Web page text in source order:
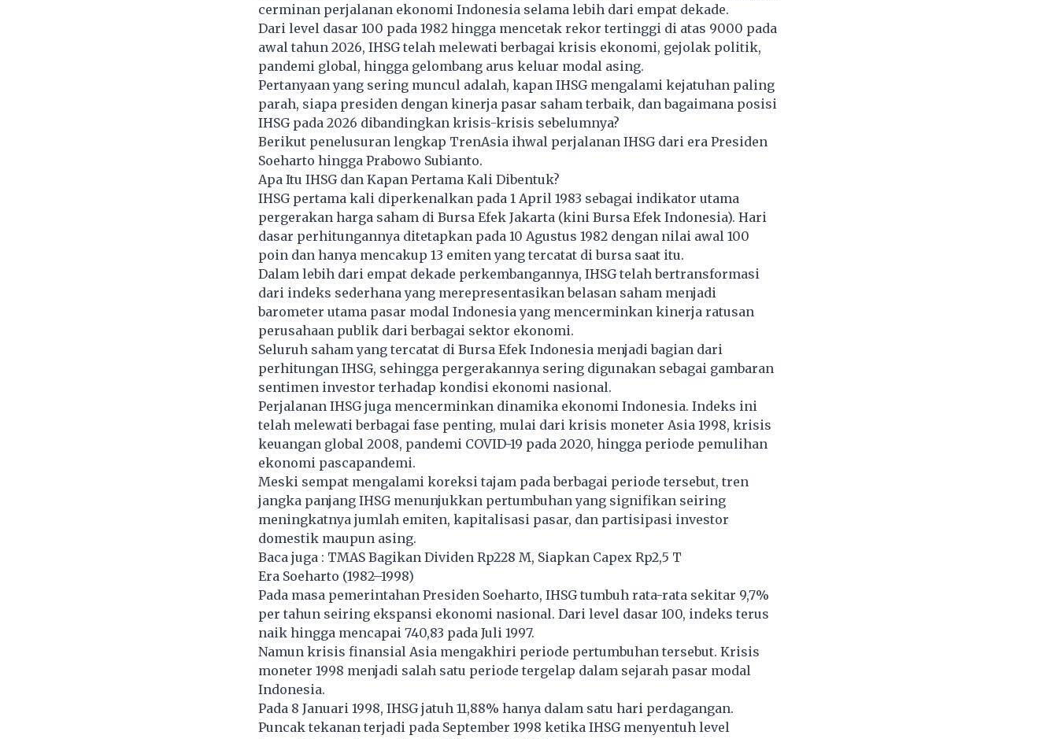
cerminan perjalanan ekonomi Indonesia selama lebih dari empat dekade.
Dari level dasar 100 pada 1982 hingga mencetak rekor tertinggi di atas 9000 pada
awal tahun 2026, IHSG telah melewati berbagai krisis ekonomi, gejolak politik,
pandemi global, hingga gelombang arus keluar modal asing.
Pertanyaan yang sering muncul adalah, kapan IHSG mengalami kejatuhan paling
parah, siapa presiden dengan kinerja pasar saham terbaik, dan bagaimana posisi
IHSG pada 2026 dibandingkan krisis-krisis sebelumnya?
Berikut penelusuran lengkap TrenAsia ihwal perjalanan IHSG dari era Presiden
Soeharto hingga Prabowo Subianto.
Apa Itu IHSG dan Kapan Pertama Kali Dibentuk?
IHSG pertama kali diperkenalkan pada 1 April 1983 sebagai indikator utama
pergerakan harga saham di Bursa Efek Jakarta (kini Bursa Efek Indonesia). Hari
dasar perhitungannya ditetapkan pada 10 Agustus 1982 dengan nilai awal 100
poin dan hanya mencakup 13 emiten yang tercatat di bursa saat itu.
Dalam lebih dari empat dekade perkembangannya, IHSG telah bertransformasi
dari indeks sederhana yang merepresentasikan belasan saham menjadi
barometer utama pasar modal Indonesia yang mencerminkan kinerja ratusan
perusahaan publik dari berbagai sektor ekonomi.
Seluruh saham yang tercatat di Bursa Efek Indonesia menjadi bagian dari
perhitungan IHSG, sehingga pergerakannya sering digunakan sebagai gambaran
sentimen investor terhadap kondisi ekonomi nasional.
Perjalanan IHSG juga mencerminkan dinamika ekonomi Indonesia. Indeks ini
telah melewati berbagai fase penting, mulai dari krisis moneter Asia 1998, krisis
keuangan global 2008, pandemi COVID-19 pada 2020, hingga periode pemulihan
ekonomi pascapandemi.
Meski sempat mengalami koreksi tajam pada berbagai periode tersebut, tren
jangka panjang IHSG menunjukkan pertumbuhan yang signifikan seiring
meningkatnya jumlah emiten, kapitalisasi pasar, dan partisipasi investor
domestik maupun asing.
Baca juga : TMAS Bagikan Dividen Rp228 M, Siapkan Capex Rp2,5 T
Era Soeharto (1982–1998)
Pada masa pemerintahan Presiden Soeharto, IHSG tumbuh rata-rata sekitar 9,7%
per tahun seiring ekspansi ekonomi nasional. Dari level dasar 100, indeks terus
naik hingga mencapai 740,83 pada Juli 1997.
Namun krisis finansial Asia mengakhiri periode pertumbuhan tersebut. Krisis
moneter 1998 menjadi salah satu periode tergelap dalam sejarah pasar modal
Indonesia.
Pada 8 Januari 1998, IHSG jatuh 11,88% hanya dalam satu hari perdagangan.
Puncak tekanan terjadi pada September 1998 ketika IHSG menyentuh level